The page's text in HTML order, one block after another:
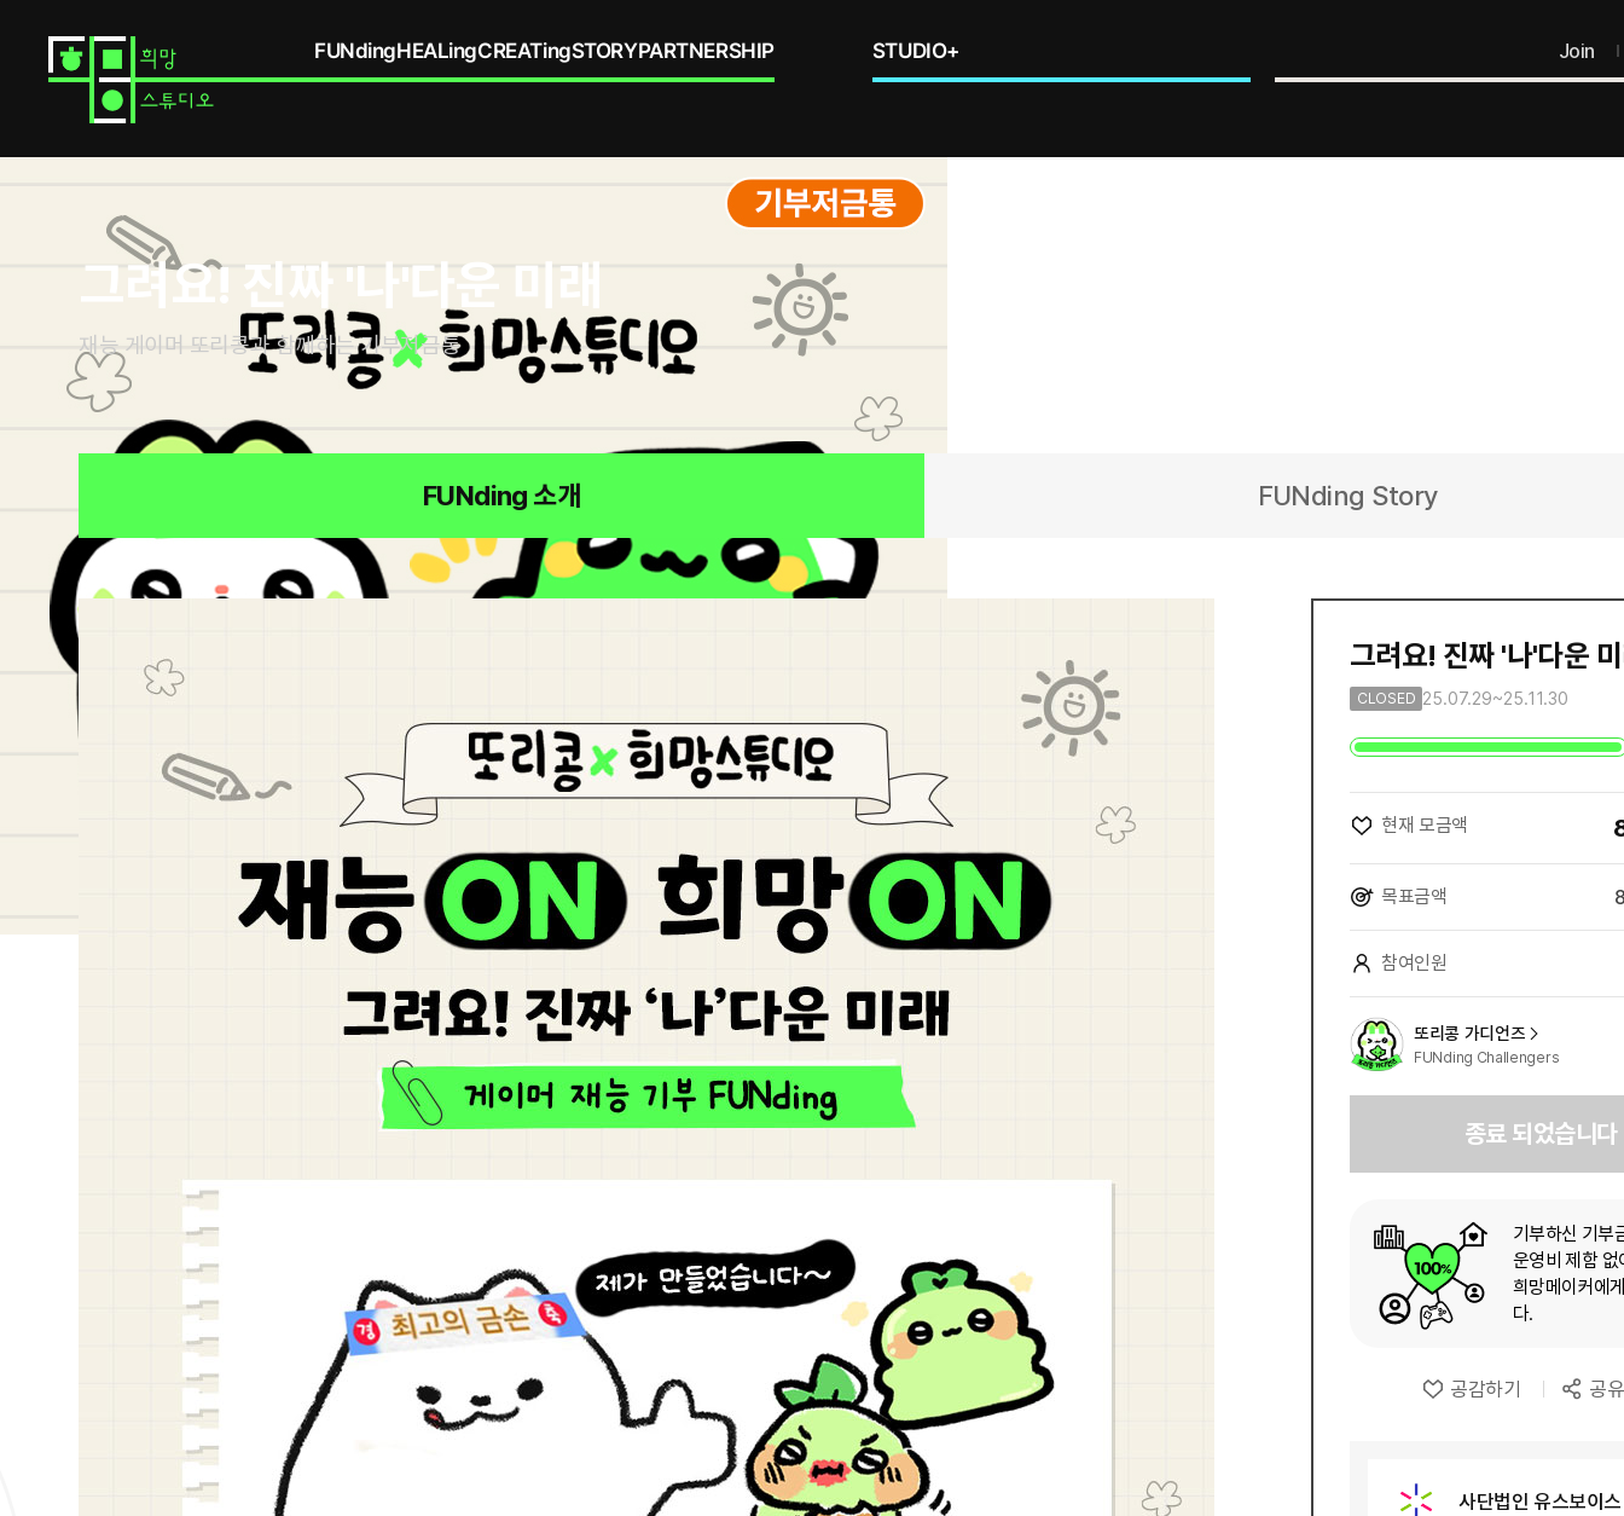
FUNdingHEALingCREATingSTORYPARTNERSHIP STUDIO+ Join
그려요! 진짜 '나'다운 미래
재능 게이머 또리콩과 함께하는 기부저금통
FUNding 소개 FUNding Story
그려요! 진짜 '나'다운
CLOSED 25.07.29~25.11.30
현재 모금액
목표금액
참여인원
또리콩 가디언즈
FUNding Challengers
종료 되었습니다
기부하신 기부
운영비 제함 없
희망메이커에
다.
공감하기 공
사단법인 유스보이스